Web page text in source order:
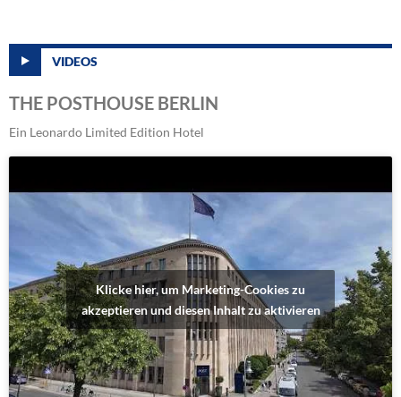
VIDEOS
THE POSTHOUSE BERLIN
Ein Leonardo Limited Edition Hotel
Klicke hier, um Marketing-Cookies zu
akzeptieren und diesen Inhalt zu aktivieren